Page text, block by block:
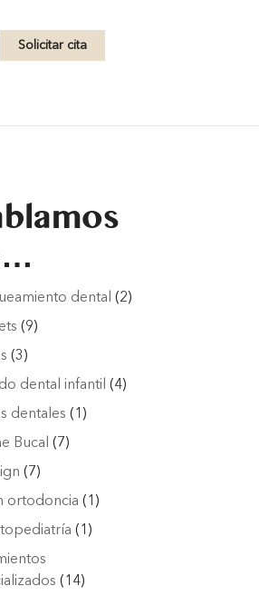
Solicitar cita
dental (2)
(9)
(3)
dental infantil (4)
dentales (1)
Bucal (7)
(7)
ortodoncia (1)
(1)
(14)